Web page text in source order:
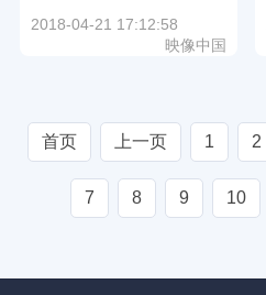
2018-04-21 17:12:58
映像中国
首页 上一页 1 2
7 8 9 10